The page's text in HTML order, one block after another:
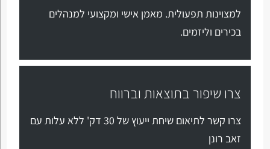
למצוינות תפעולית. מאמן אישי ומקצועי למנהלים
בכירים וליזמים.
צרו שיפור בתוצאות וברווח
צרו קשר לתיאום שיחת ייעוץ של 30 דק' ללא עלות עם
זאב רונן